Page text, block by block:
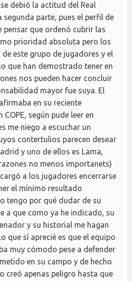
debió la actitud del Real
segunda parte, pues el perfil de
pensar que ordenó cubrir las
prioridad absoluta pero los
de este grupo de jugadores y el
que han demostrado tener en
nos pueden hacer concluir
mayor fue suya. El
en su reciente
COPE, según pude leer en
me niego a escuchar un
contertulios parecen desear
y uno de ellos es Lama,
no menos importanets)
a los jugadores encerrarse
el mínimo resultado
tengo por qué dudar de su
a que como ya he indicado, su
y su historial me hagan
que sí aprecié es que el equipo
muy cómodo pese a defender
en su campo y de hecho
creó apenas peligro hasta que